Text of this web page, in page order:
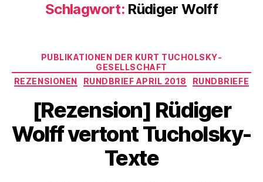
Schlagwort: Rüdiger Wolff
Kategorien
PUBLIKATIONEN DER KURT TUCHOLSKY-
GESELLSCHAFT
REZENSIONEN
RUNDBRIEF APRIL 2018 RUNDBRIEFE
[Rezension] Rüdiger
Wolff vertont Tucholsky-
Texte